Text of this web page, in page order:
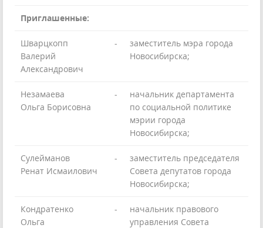
Приглашенные:
Шварцкопп
Валерий
Александрович
-
заместитель мэра города
Новосибирска;
Незамаева
Ольга Борисовна
-
начальник департамента
по социальной политике
мэрии города
Новосибирска;
Сулейманов
Ренат Исмаилович
-
заместитель председателя
Совета депутатов города
Новосибирска;
Кондратенко
Ольга
-
начальник правового
управления Совета